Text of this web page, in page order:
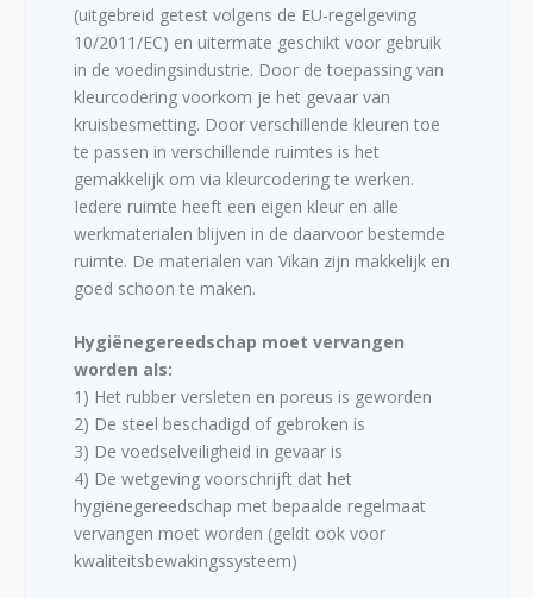
(uitgebreid getest volgens de EU-regelgeving
10/2011/EC) en uitermate geschikt voor gebruik
in de voedingsindustrie. Door de toepassing van
kleurcodering voorkom je het gevaar van
kruisbesmetting. Door verschillende kleuren toe
te passen in verschillende ruimtes is het
gemakkelijk om via kleurcodering te werken.
Iedere ruimte heeft een eigen kleur en alle
werkmaterialen blijven in de daarvoor bestemde
ruimte. De materialen van Vikan zijn makkelijk en
goed schoon te maken.
Hygiënegereedschap moet vervangen
worden als:
1) Het rubber versleten en poreus is geworden
2) De steel beschadigd of gebroken is
3) De voedselveiligheid in gevaar is
4) De wetgeving voorschrijft dat het
hygiënegereedschap met bepaalde regelmaat
vervangen moet worden (geldt ook voor
kwaliteitsbewakingssysteem)